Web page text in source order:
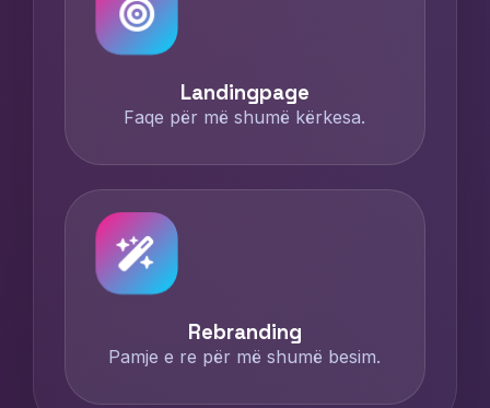
Landingpage
Faqe për më shumë kërkesa.
Rebranding
Pamje e re për më shumë besim.